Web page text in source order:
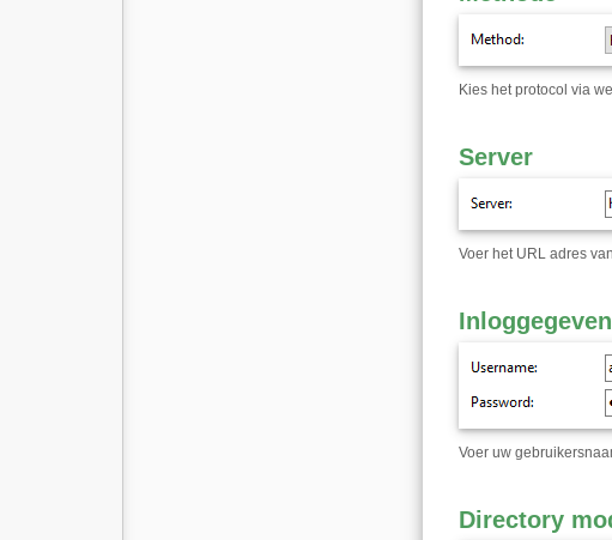
Kies het protocol via
Server
Voer het URL adres
Voer uw
Directory